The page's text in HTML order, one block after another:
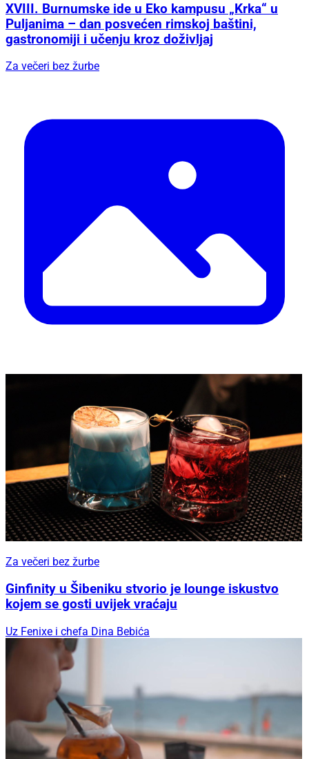
XVIII. Burnumske ide u Eko kampusu „Krka“ u
Puljanima – dan posvećen rimskoj baštini,
gastronomiji i učenju kroz doživljaj
Za večeri bez žurbe
Za večeri bez žurbe
Ginfinity u Šibeniku stvorio je lounge iskustvo
kojem se gosti uvijek vraćaju
Uz Fenixe i chefa Dina Bebića